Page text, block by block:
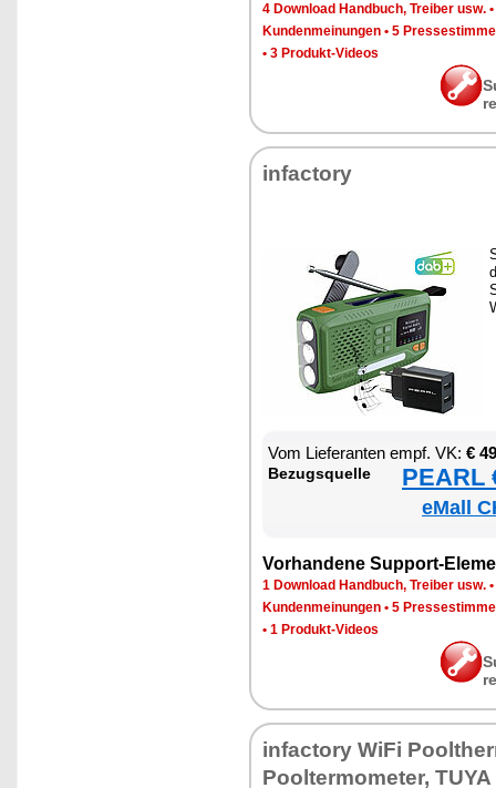
4 Down­load Hand­buch, Trei­ber usw. •
Kun­den­mei­nun­gen • 5
• 3 Pro­dukt-Vi­de­os
in­fac­to­ry
Vom Lie­fe­ran­ten empf. VK: €
Be­zugs­quel­le PEARL
eMall
Vor­han­de­ne Sup­port-
1 Down­load Hand­buch, Trei­ber usw. •
Kun­den­mei­nun­gen • 5
• 1 Pro­dukt-Vi­de­os
in­fac­to­ry Wi­Fi
Pool­ter­mo­me­ter,